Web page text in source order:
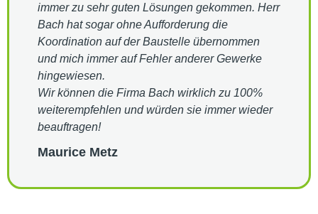
immer zu sehr guten Lösungen gekommen. Herr
Bach hat sogar ohne Aufforderung die
Koordination auf der Baustelle übernommen
und mich immer auf Fehler anderer Gewerke
hingewiesen.
Wir können die Firma Bach wirklich zu 100%
weiterempfehlen und würden sie immer wieder
beauftragen!
Maurice Metz